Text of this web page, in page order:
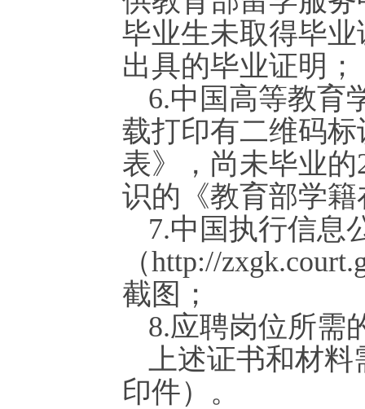
毕业生未取得毕
出具的毕业证明；
6.中国高等教育
载打印有二维码
表》，尚未毕业
识的《教育部学
7.中国执行信息
（http://
截图；
8.应聘岗位所需
上述证书和材料
印件）。